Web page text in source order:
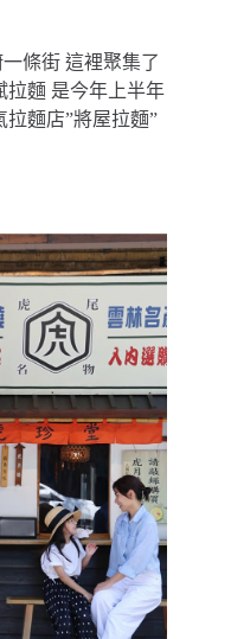
條街 這裡聚集了
拉麵 是今年上半年
麵店”將屋拉麵”